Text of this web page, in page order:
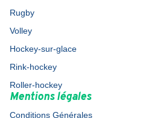
Rugby
Volley
Hockey-sur-glace
Rink-hockey
Roller-hockey
Mentions légales
Conditions Générales